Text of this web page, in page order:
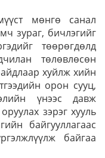
мөнгө санал
зураг, бичлэгийг
төөрөгдөлд
төлөвлөсөн
хуйлж хийн
орон сууц,
үнээс давж
зэрэг хууль
байгууллагаас
байгаа